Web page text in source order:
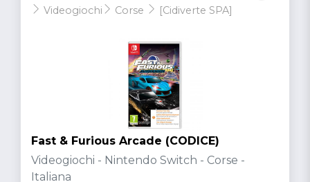
Videogiochi Corse [Cidiverte SPA]
Fast & Furious Arcade (CODICE)
Videogiochi - Nintendo Switch - Corse -
Italiana